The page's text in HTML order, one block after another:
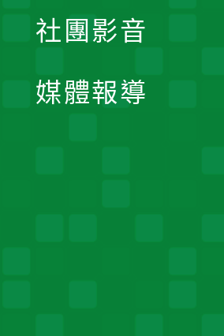
社團影音
媒體報導